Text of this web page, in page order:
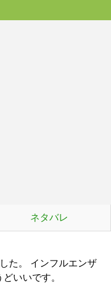
ネタバレ
た。 インフルエンザ
いいです。